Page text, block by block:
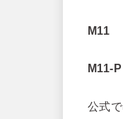
M11
M11-
公式